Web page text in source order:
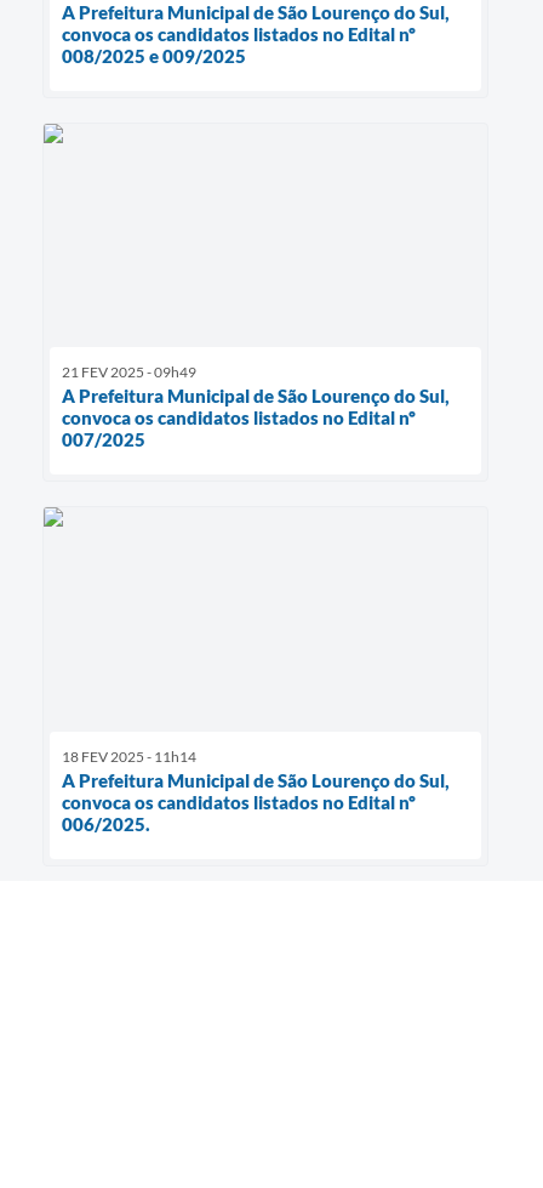
A Prefeitura Municipal de São Lourenço do Sul,
convoca os candidatos listados no Edital nº
008/2025 e 009/2025
21 FEV 2025 - 09h49
A Prefeitura Municipal de São Lourenço do Sul,
convoca os candidatos listados no Edital nº
007/2025
18 FEV 2025 - 11h14
A Prefeitura Municipal de São Lourenço do Sul,
convoca os candidatos listados no Edital nº
006/2025.